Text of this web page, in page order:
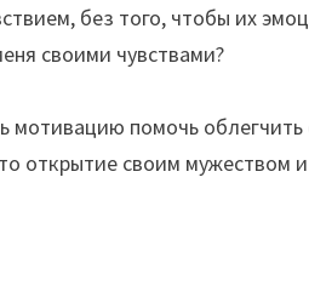
без того, чтобы их
своими чувствами?
мотивацию помочь облегчить
открытие своим мужеством